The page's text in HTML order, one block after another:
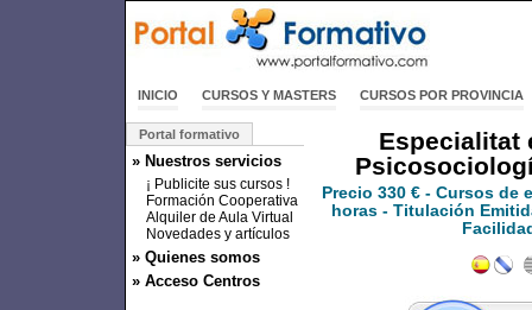
INICIO CURSOS Y MASTERS CURSOS POR PROVINCIA
Portal formativo
» Nuestros servicios
¡ Publicite sus cursos !
Formación Cooperativa
Alquiler de Aula Virtual
Novedades y artículos
» Quienes somos
» Acceso Centros
Especialitat
Precio 330 € - Cursos de
horas - Titulación